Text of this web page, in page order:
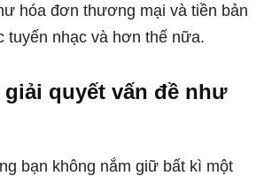
hóa đơn thương mại và tiền bản
tuyến nhạc và hơn thế nữa.
giải quyết vấn đề như
bạn không nắm giữ bất kì một